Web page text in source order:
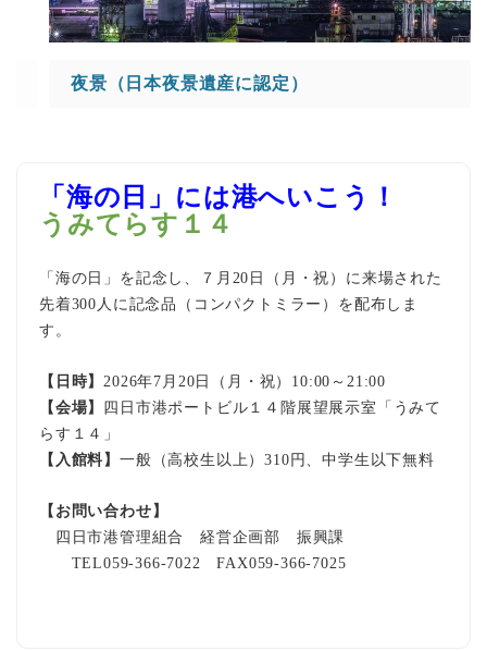
夜景（日本夜景遺産に認定）
「海の日」には港へいこう！
うみてらす１４
「海の日」を記念し、７月20日（月・祝）に来場された
先着300人に記念品（コンパクトミラー）を配布しま
す。
【日時】 2026年7月20日（月・祝）10:00～21:00
【会場】 四日市港ポートビル１４階展望展示室「うみて
らす１４」
【入館料】 一般（高校生以上）310円、中学生以下無料
【お問い合わせ】
四日市港管理組合 経営企画部 振興課
TEL059-366-7022 FAX059-366-7025